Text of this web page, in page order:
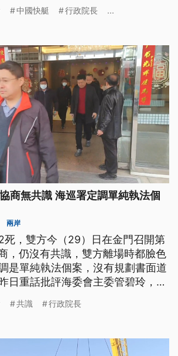
，強調會提供受難者人道協助。
中國快艇 行政院長 ...
商無共識 海巡署定調單純執法個
兩岸
死，雙方今（29）日在金門召開第
，仍沒有共識，雙方離場時都臉色
是單純執法個案，沒有規劃書面道
日重話批評海委會主委管碧玲，行
會提供受難者人道撫慰。對此海基
得海協會正式回覆。
共識 行政院長